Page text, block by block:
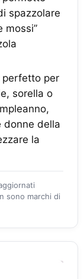
spazzolare
mossi”
perfetto per
sorella o
donne della
la
sono marchi di